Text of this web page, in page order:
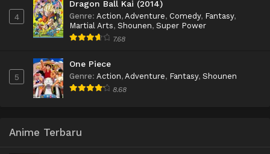
4
Dragon Ball Kai (2014)
Genre: Action, Adventure, Comedy, Fantasy,
Martial Arts, Shounen, Super Power
7.68
5
One Piece
Genre: Action, Adventure, Fantasy, Shounen
8.68
Anime Terbaru